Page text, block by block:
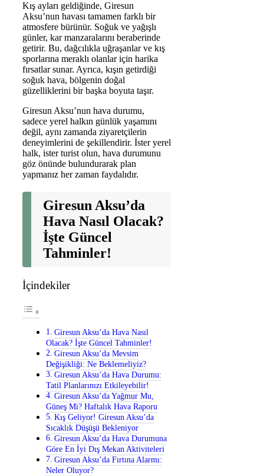
Kış ayları geldiğinde, Giresun
Aksu’nun havası tamamen farklı bir
atmosfere bürünür. Soğuk ve yağışlı
günler, kar manzaralarını beraberinde
getirir. Bu, dağcılıkla uğraşanlar ve kış
sporlarına meraklı olanlar için harika
fırsatlar sunar. Ayrıca, kışın getirdiği
soğuk hava, bölgenin doğal
güzelliklerini bir başka boyuta taşır.
Giresun Aksu’nun hava durumu,
sadece yerel halkın günlük yaşamını
değil, aynı zamanda ziyaretçilerin
deneyimlerini de şekillendirir. İster yerel
halk, ister turist olun, hava durumunu
göz önünde bulundurarak plan
yapmanız her zaman faydalıdır.
Giresun Aksu’da
Hava Nasıl Olacak?
İşte Güncel
Tahminler!
İçindekiler
Giresun Aksu’da Hava Nasıl
Olacak? İşte Güncel Tahminler!
Giresun Aksu’da Mevsim
Değişikliği: Ne Beklemeliyiz?
Giresun Aksu’da Hava Durumu:
Tatil Planlarınızı Etkileyebilir!
Giresun Aksu’da Yağmur Mu,
Güneş Mi? Haftalık Hava Raporu
Kış Geliyor! Giresun Aksu’da
Sıcaklık Düşüşü Bekleniyor
Giresun Aksu’da Hava Durumuna
Göre En İyi Dış Mekan Aktiviteleri
Giresun Aksu’da Fırtına Alarmı:
Neler Oluyor?